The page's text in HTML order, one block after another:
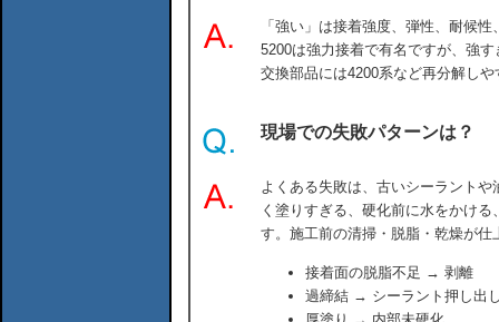
「強い」は接着強度、弾性、耐候
5200は強力接着で有名ですが、強
交換部品には4200系など再分解し
現場での失敗パターンは？
よくある失敗は、古いシーラント
く塗りすぎる、硬化前に水をかけ
す。施工前の清掃・脱脂・乾燥が仕
接着面の脱脂不足 → 剥離
過締結 → シーラント押し出